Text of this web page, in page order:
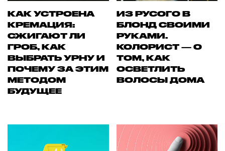
КАК УСТРОЕНА
КРЕМАЦИЯ:
СЖИГАЮТ ЛИ
ГРОБ, КАК
ВЫБРАТЬ УРНУ И
ПОЧЕМУ ЗА ЭТИМ
МЕТОДОМ
БУДУЩЕЕ
ИЗ РУСОГО В
БЛОНД СВОИМИ
РУКАМИ.
КОЛОРИСТ — О
ТОМ, КАК
ОСВЕТЛИТЬ
ВОЛОСЫ ДОМА